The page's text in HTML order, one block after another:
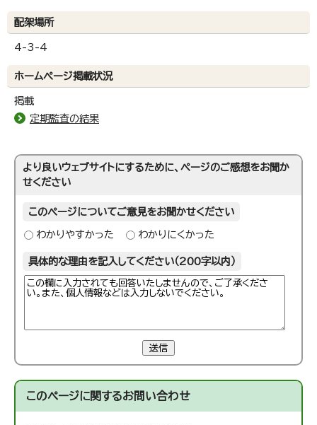
配架場所
4-3-4
ホームページ掲載状況
掲載
定期監査の結果
より良いウェブサイトにするために、ページのご感想をお聞か
せください
このページについてご意見をお聞かせください
わかりやすかった わかりにくかった
具体的な理由を記入してください（200字以内）
送信
このページに関するお問い合わせ